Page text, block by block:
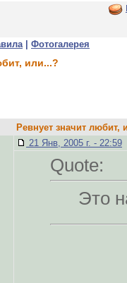
| Фотогалерея
или...?
Ревнует значит любит,
21 Янв, 2005 г. - 22:59
Quote:
Это